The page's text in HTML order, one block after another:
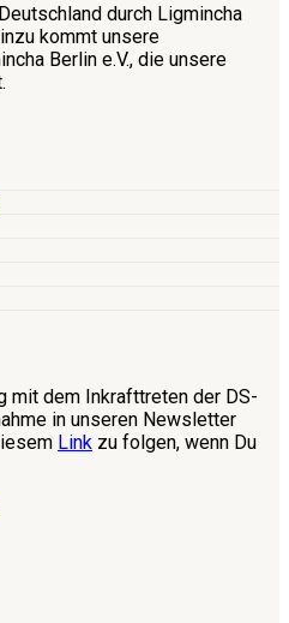
durch Ligmincha
kommt unsere
Berlin e.V., die unsere
mit dem Inkrafttreten der DS-
in unseren Newsletter
Link zu folgen, wenn Du